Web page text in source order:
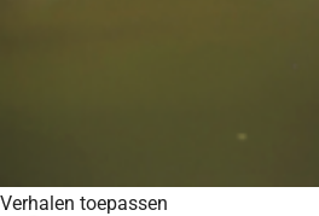
Verhalen toepassen